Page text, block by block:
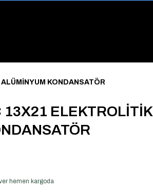
KONDANSATÖR
13X21 ELEKTROLİTİK
hemen kargoda